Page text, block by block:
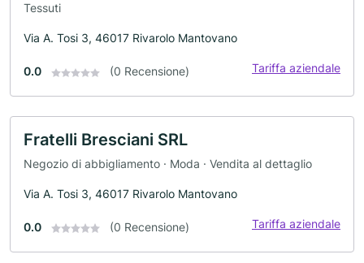
Tessuti
Via A. Tosi 3, 46017 Rivarolo Mantovano
0.0 (0 Recensione) Tariffa aziendale
Fratelli Bresciani SRL
Negozio di abbigliamento · Moda · Vendita al dettaglio
Via A. Tosi 3, 46017 Rivarolo Mantovano
0.0 (0 Recensione) Tariffa aziendale